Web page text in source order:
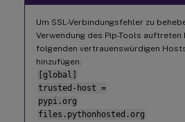
Um SSL-Verbindungsfehler zu
Verwendung des Pip-Tools
folgenden vertrauenswürdigen
hinzufügen:
[global]
trusted-host =
pypi.org
files.pythonhosted.org